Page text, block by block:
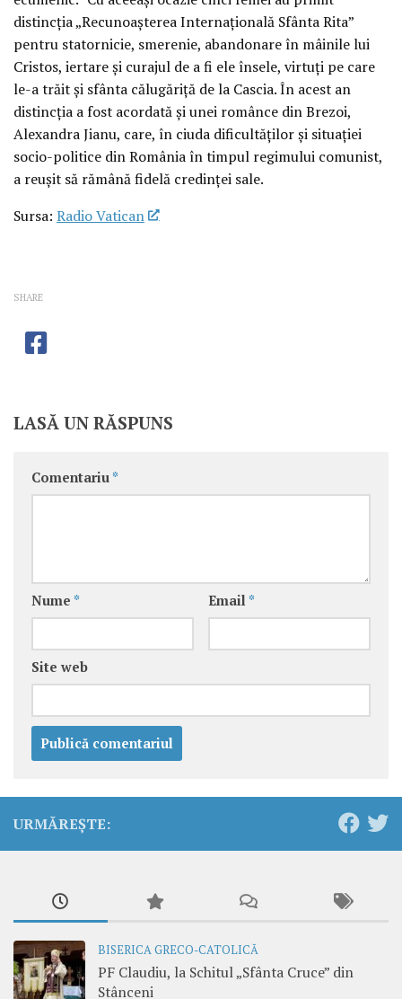
distincţia „Recunoaşterea Internaţională Sfânta Rita”
pentru statornicie, smerenie, abandonare în mâinile lui
Cristos, iertare şi curajul de a fi ele însele, virtuţi pe care
le-a trăit şi sfânta călugăriţă de la Cascia. În acest an
distincţia a fost acordată şi unei românce din Brezoi,
Alexandra Jianu, care, în ciuda dificultăţilor şi situaţiei
socio-politice din România în timpul regimului comunist,
a reuşit să rămână fidelă credinţei sale.
Sursa: Radio Vatican
SHARE
LASĂ UN RĂSPUNS
Comentariu *
Nume * Email *
Site web
URMĂREȘTE:
BISERICA GRECO-CATOLICĂ
PF Claudiu, la Schitul „Sfânta Cruce” din
Stânceni